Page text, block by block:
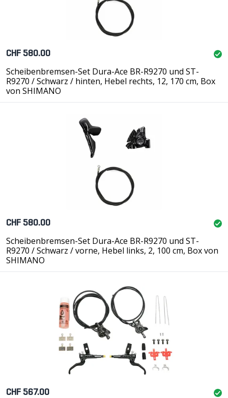
CHF 580.00
Scheibenbremsen-Set Dura-Ace BR-R9270 und ST-
R9270 / Schwarz / hinten, Hebel rechts, 12, 170 cm, Box
von SHIMANO
CHF 580.00
Scheibenbremsen-Set Dura-Ace BR-R9270 und ST-
R9270 / Schwarz / vorne, Hebel links, 2, 100 cm, Box von
SHIMANO
CHF 567.00